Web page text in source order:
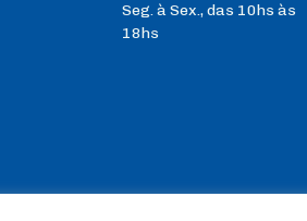
Seg. à Sex., das 10hs às
18hs